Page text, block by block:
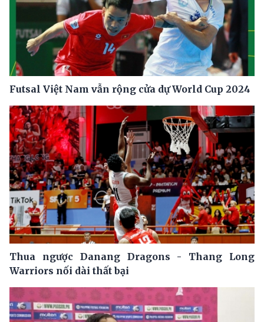
Futsal Việt Nam vẫn rộng cửa dự World Cup 2024
Thua ngược Danang Dragons - Thang Long
Warriors nối dài thất bại